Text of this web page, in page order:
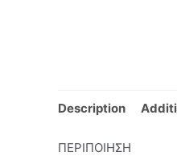
Description
ΠΕΡΙΠΟΙΗΣΗ